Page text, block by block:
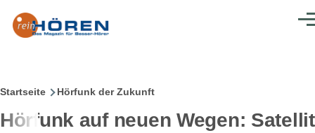
Pfadnavigation
Startseite Hörfunk der Zukunft
Hörfunk auf neuen Wegen: Satellit